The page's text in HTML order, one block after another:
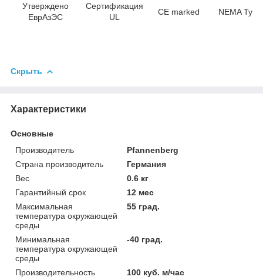
Утверждено
ЕврАзЭС
Сертификация
UL
CE marked NEMA
Скрыть
Характеристики
Основные
Производитель
Pfannenberg
Страна производитель
Германия
Вес
0.6 кг
Гарантийный срок
12 мес
Максимальная
температура окружающей
среды
55 град.
Минимальная
температура окружающей
среды
-40 град.
Производительность
100 куб. м/час